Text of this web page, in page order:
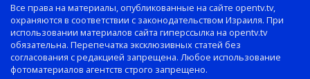
Все права на материалы, опубликованные на сайте opentv.tv,
охраняются в соответствии с законодательством Израиля. При
использовании материалов сайта гиперссылка на opentv.tv
обязательна. Перепечатка эксклюзивных статей без
согласования с редакцией запрещена. Любое использование
фотоматериалов агентств строго запрещено.